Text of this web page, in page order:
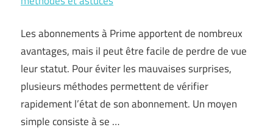
Les abonnements à Prime apportent de nombreux
avantages, mais il peut être facile de perdre de vue
leur statut. Pour éviter les mauvaises surprises,
plusieurs méthodes permettent de vérifier
rapidement l’état de son abonnement. Un moyen
simple consiste à se …